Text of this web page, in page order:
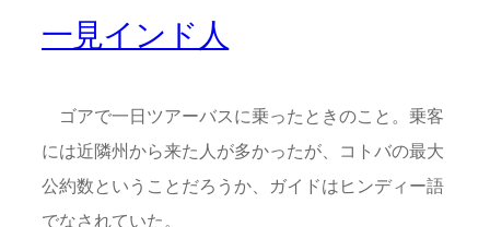
一見インド人
ゴアで一日ツアーバスに乗ったときのこと。乗客
には近隣州から来た人が多かったが、コトバの最大
公約数ということだろうか、ガイドはヒンディー語
でなされていた。